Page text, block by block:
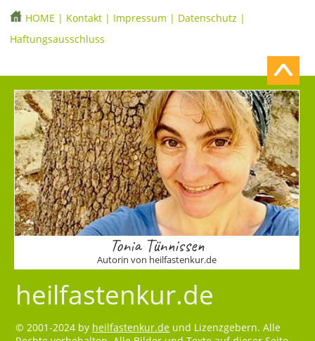
HOME | Kontakt | Impressum | Datenschutz |
Haftungsausschluss
Tonia Tünnissen
Autorin von heilfastenkur.de
heilfastenkur.de
© 2001-2024 by heilfastenkur.de und Lizenzgebern. Alle